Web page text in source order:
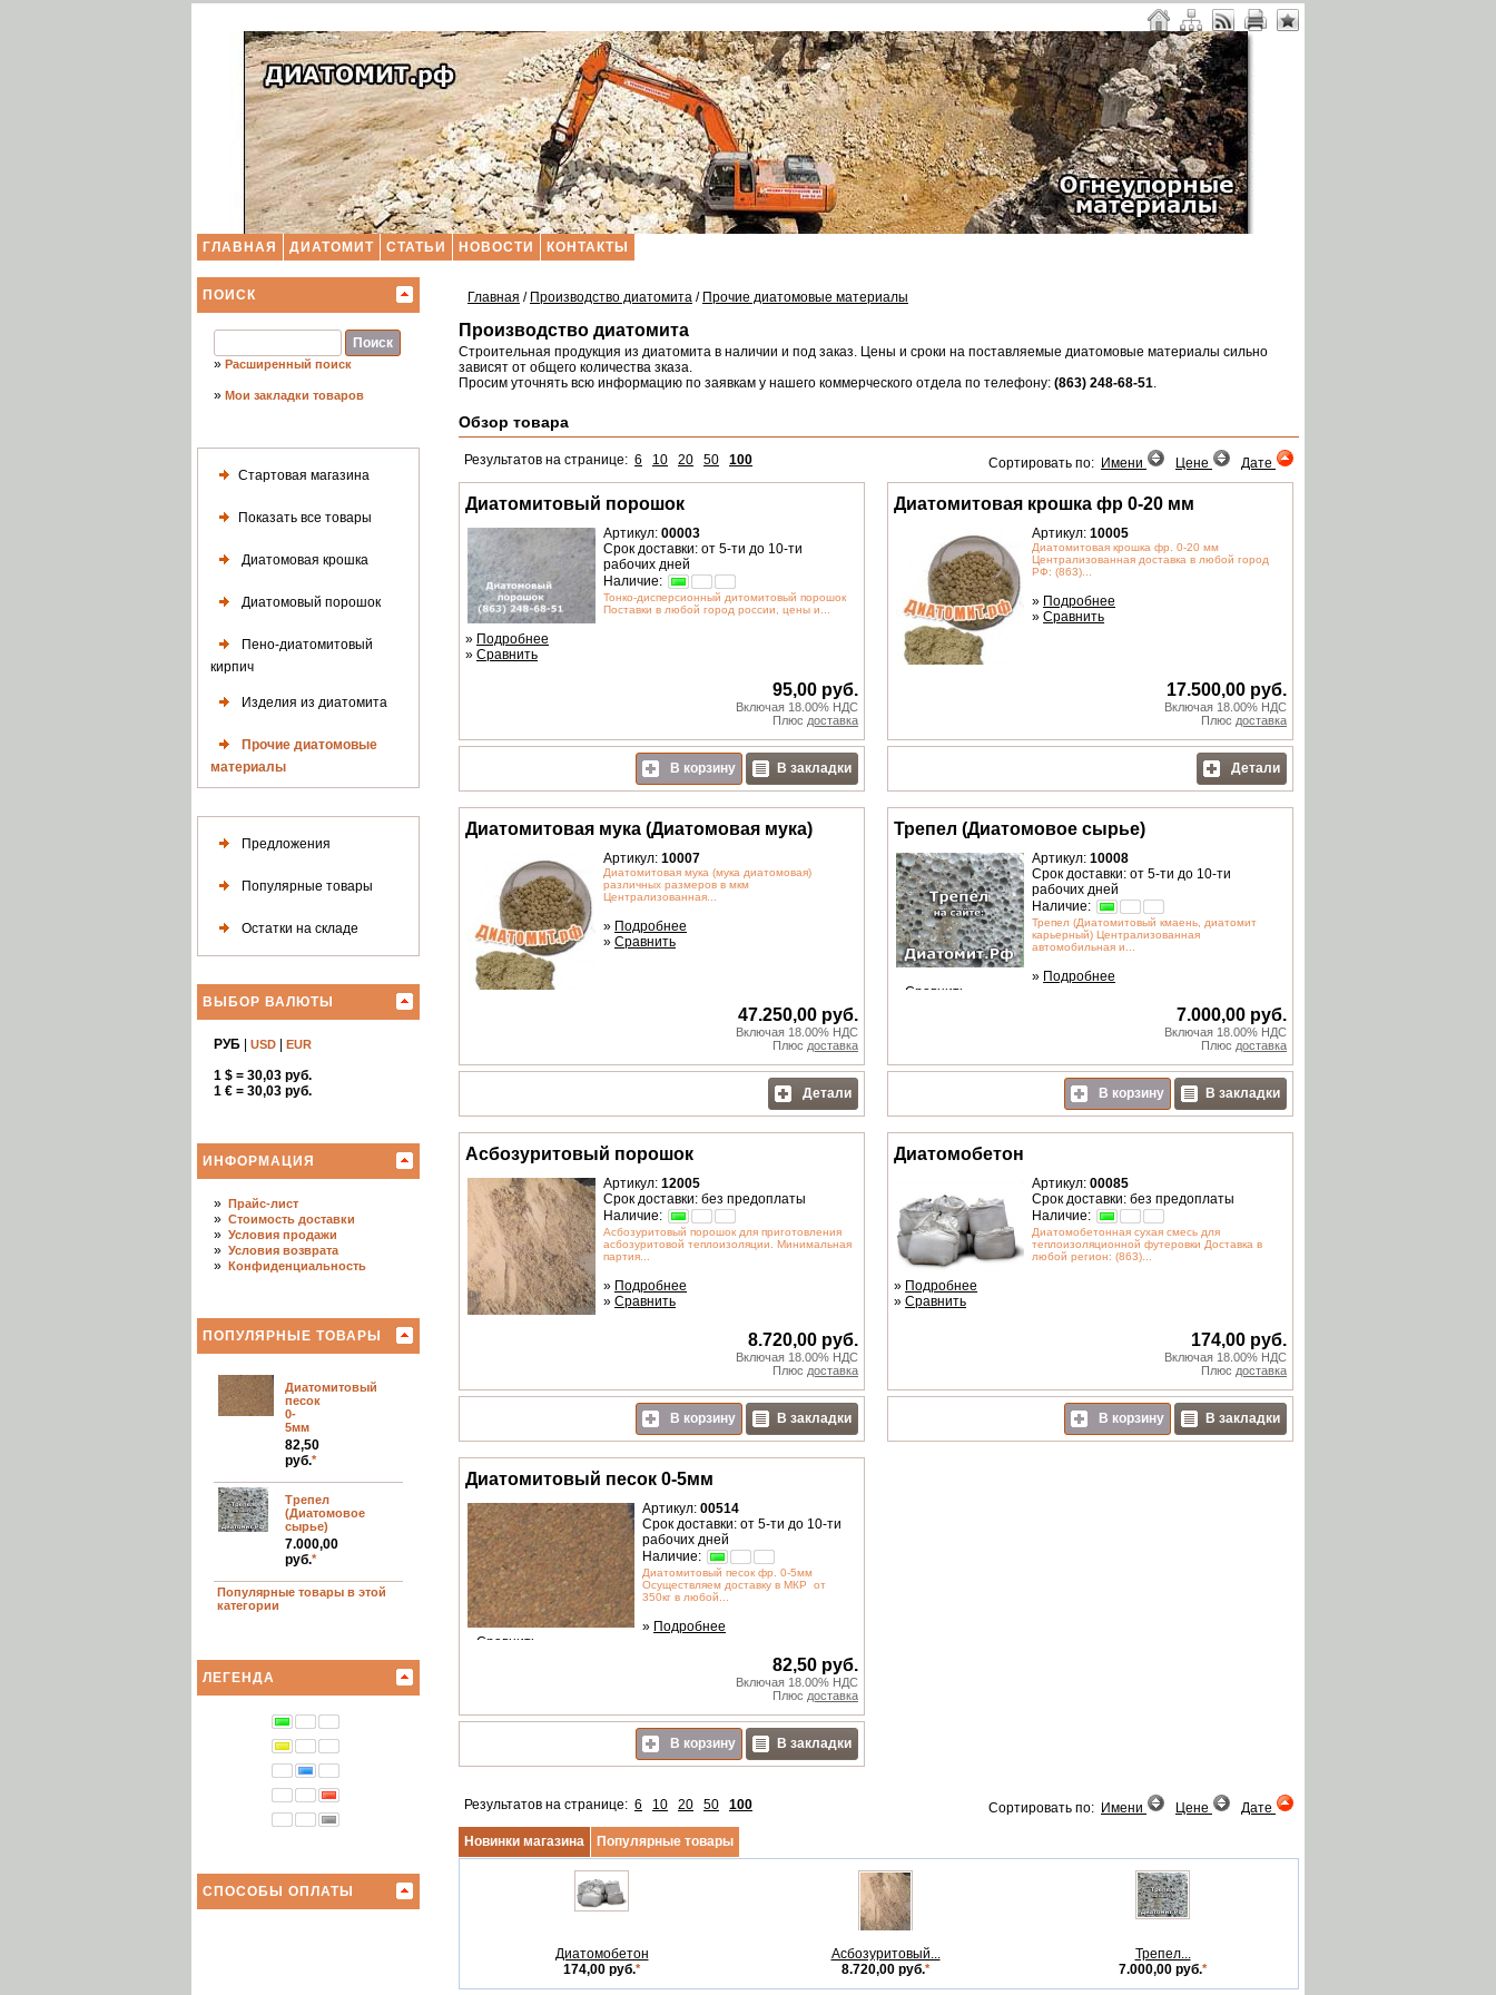
ГЛАВНАЯ ДИАТОМИТ СТАТЬИ НОВОСТИ КОНТАКТЫ
ПОИСК
» Расширенный поиск
» Мои закладки товаров
Стартовая магазина
Показать все товары
Диатомовая крошка
Диатомовый порошок
Пено-диатомитовый
кирпич
Изделия из диатомита
Прочие диатомовые
материалы
Предложения
Популярные товары
Остатки на складе
ВЫБОР ВАЛЮТЫ
РУБ USD EUR
1 $ = 30,03 руб.
1 € = 30,03 руб.
ИНФОРМАЦИЯ
» Прайс-лист
» Стоимость доставки
» Условия продажи
» Условия возврата
» Конфиденциальность
ПОПУЛЯРНЫЕ ТОВАРЫ
Диатомитовый
песок
0-
5мм
82,50
руб.*
Трепел
(Диатомовое
сырье)
7.000,00
руб.*
Популярные товары в этой
категории
ЛЕГЕНДА
СПОСОБЫ ОПЛАТЫ
Главная / Производство диатомита / Прочие диатомовые материалы
Производство диатомита
Строительная продукция из диатомита в наличии и под заказ. Цены и сроки на поставляемые диатомовые материалы сильно
зависят от общего количества зказа.
Просим уточнять всю информацию по заявкам у нашего коммерческого отдела по телефону: (863) 248-68-51.
Обзор товара
Результатов на странице: 6 10 20 50 100 Сортировать по: Имени Цене Дате
Диатомитовый порошок
Артикул: 00003
Срок доставки: от 5-ти до 10-ти
рабочих дней
Наличие:
Тонко-дисперсионный дитомитовый порошок
Поставки в любой город россии, цены и...
» Подробнее
» Сравнить
95,00 руб.
Включая 18.00% НДС
Плюс доставка
В корзину В закладки
Диатомитовая крошка фр 0-20 мм
Артикул:10005
Диатомитовая крошка фр. 0-20 мм
Централизованная доставка в любой город
РФ: (863)...
» Подробнее
»Сравнить
17.500,00 руб.
Включая 18.00% НДС
Плюс доставка
Детали
Диатомитовая мука (Диатомовая мука)
Артикул: 10007
Диатомитовая мука (мука диатомовая)
различных размеров в мкм
Централизованная...
» Подробнее
» Сравнить
47.250,00 руб.
Включая 18.00% НДС
Плюс доставка
Детали
Трепел (Диатомовое сырье)
Артикул:10008
Срок доставки: от 5-ти до 10-ти
рабочих дней
Наличие:
Трепел (Диатомитовый кмаень, диатомит
карьерный) Централизованная
автомобильная и...
» Подробнее
Сравнить
7.000,00 руб.
Включая 18.00% НДС
Плюс доставка
В корзину В закладки
Асбозуритовый порошок
Артикул: 12005
Срок доставки: без предоплаты
Наличие:
Асбозуритовый порошок для приготовления
асбозуритовой теплоизоляции. Минимальная
партия...
» Подробнее
» Сравнить
8.720,00 руб.
Включая 18.00% НДС
Плюс доставка
В корзину В закладки
Диатомобетон
Артикул:00085
Срок доставки: без предоплаты
Наличие:
Диатомобетонная сухая смесь для
теплоизоляционной футеровки Доставка в
любой регион: (863)...
» Подробнее
»Сравнить
174,00 руб.
Включая 18.00% НДС
Плюс доставка
В корзину В закладки
Диатомитовый песок 0-5мм
Артикул: 00514
Срок доставки: от 5-ти до 10-ти
рабочих дней
Наличие:
Диатомитовый песок фр. 0-5мм
Осуществляем доставку в МКР от
350кг в любой...
» Подробнее
Сравнить
82,50 руб.
Включая 18.00% НДС
Плюс доставка
В корзину В закладки
Результатов на странице: 6 10 20 50 100 Сортировать по: Имени Цене Дате
Новинки магазина Популярные товары
Диатомобетон
174,00 руб.*
Асбозуритовый...
8.720,00 руб.*
Трепел...
7.000,00 руб.*